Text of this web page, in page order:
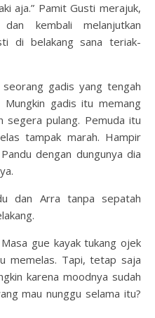
aja.” Pamit Gusti merajuk,
kembali melanjutkan
di belakang sana teriak-
gadis yang tengah
gadis itu memang
segera pulang. Pemuda itu
tampak marah. Hampir
dengan dungunya dia
dan Arra tanpa sepatah
gue kayak tukang ojek
memelas. Tapi, tetap saja
karena moodnya sudah
mau nunggu selama itu?